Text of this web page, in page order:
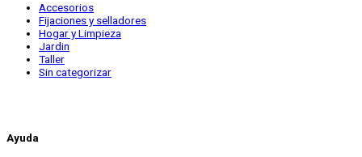
Accesorios
Fijaciones y selladores
Hogar y Limpieza
Jardin
Taller
Sin categorizar
Ayuda